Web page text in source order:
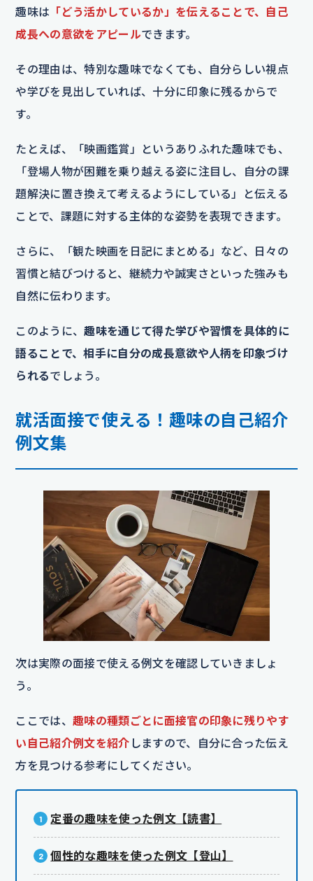
趣味は 「どう活かしているか」を伝えることで、自己
成長への意欲をアピールできます。
その理由は、特別な趣味でなくても、自分らしい視点
や学びを見出していれば、十分に印象に残るからで
す。
たとえば、「映画鑑賞」というありふれた趣味でも、
「登場人物が困難を乗り越える姿に注目し、自分の課
題解決に置き換えて考えるようにしている」と伝える
ことで、課題に対する主体的な姿勢を表現できます。
さらに、「観た映画を日記にまとめる」など、日々の
習慣と結びつけると、継続力や誠実さといった強みも
自然に伝わります。
このように、趣味を通じて得た学びや習慣を具体的に
語ることで、相手に自分の成長意欲や人柄を印象づけ
られるでしょう。
就活面接で使える！趣味の自己紹介
例文集
次は実際の面接で使える例文を確認していきましょ
う。
ここでは、 趣味の種類ごとに面接官の印象に残りやす
い自己紹介例文を紹介 しますので、自分に合った伝え
方を見つける参考にしてください。
定番の趣味を使った例文【読書】
個性的な趣味を使った例文【登山】